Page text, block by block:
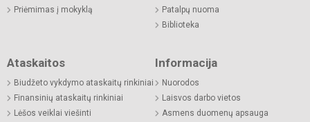
Priėmimas į mokyklą
Patalpų nuoma
Biblioteka
Ataskaitos
Biudžeto vykdymo ataskaitų rinkiniai
Finansinių ataskaitų rinkiniai
Lėšos veiklai viešinti
Informacija
Nuorodos
Laisvos darbo vietos
Asmens duomenų apsauga